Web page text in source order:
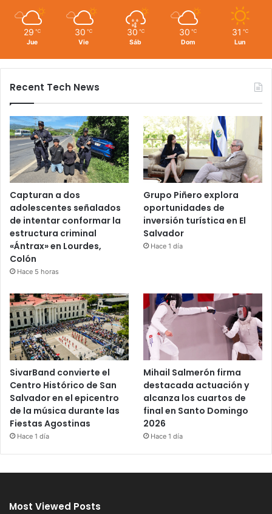
29 ℃
Jue
30 ℃
Vie
30 ℃
Sáb
30 ℃
Dom
31 ℃
Lun
Recent Tech News
Capturan a dos
adolescentes señalados
de intentar conformar la
estructura criminal
«Ántrax» en Lourdes,
Colón
Hace 5 horas
Grupo Piñero explora
oportunidades de
inversión turística en El
Salvador
Hace 1 día
SivarBand convierte el
Centro Histórico de San
Salvador en el epicentro
de la música durante las
Fiestas Agostinas
Hace 1 día
Mihail Salmerón firma
destacada actuación y
alcanza los cuartos de
final en Santo Domingo
2026
Hace 1 día
Most Viewed Posts